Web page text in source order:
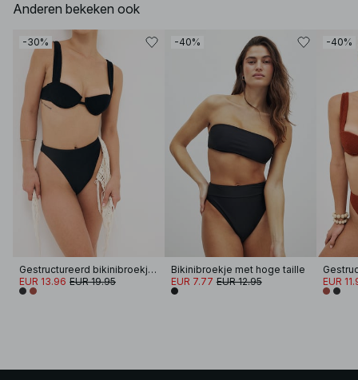
Anderen bekeken ook
-30%
Gestructureerd bikinibroekje met hoge taille
EUR 13.96 EUR 19.95
-40%
Bikinibroekje met hoge taille
EUR 7.77 EUR 12.95
-40%
EUR